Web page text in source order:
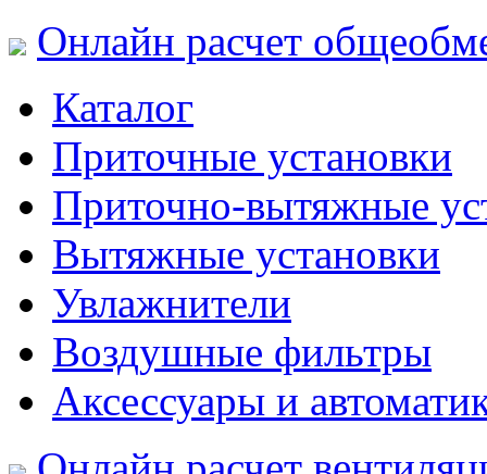
Онлайн расчет
Каталог
Приточные установки
Приточно-вытяжные
Вытяжные установки
Увлажнители
Воздушные фильтры
Аксессуары и